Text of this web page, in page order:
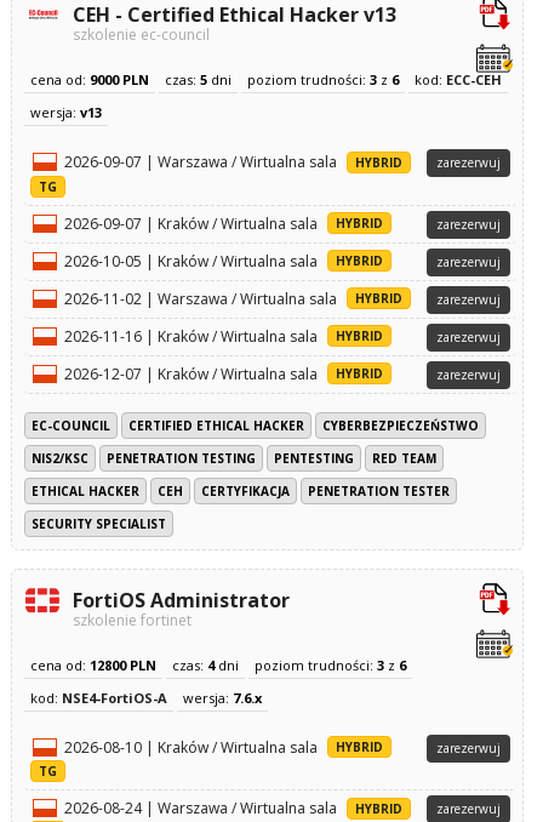
CEH - Certified Ethical Hacker v13
szkolenie ec-council
cena od: 9000 PLN czas: 5dni poziom trudności: 3z 6 kod: ECC-CEH
wersja: v13
2026-09-07 | Warszawa / Wirtualna sala
HYBRID
TG
zarezerwuj
2026-09-07 | Kraków / Wirtualna sala HYBRID zarezerwuj
2026-10-05 | Kraków / Wirtualna sala HYBRID zarezerwuj
2026-11-02 | Warszawa / Wirtualna sala HYBRID zarezerwuj
2026-11-16 | Kraków / Wirtualna sala HYBRID zarezerwuj
2026-12-07 | Kraków / Wirtualna sala HYBRID zarezerwuj
EC-COUNCIL CERTIFIED ETHICAL HACKER
CYBERBEZPIECZEŃSTWO
NIS2/KSC
PENETRATION TESTING PENTESTING
RED TEAM
ETHICAL HACKER
CEH CERTYFIKACJA
PENETRATION TESTER
SECURITY SPECIALIST
FortiOS Administrator
szkolenie fortinet
cena od: 12800 PLN czas: 4dni poziom trudności: 3z 6
kod: NSE4-FortiOS-A wersja: 7.6.x
2026-08-10 | Kraków / Wirtualna sala
HYBRID
TG
zarezerwuj
2026-08-24 | Warszawa / Wirtualna sala
HYBRID
zarezerwuj